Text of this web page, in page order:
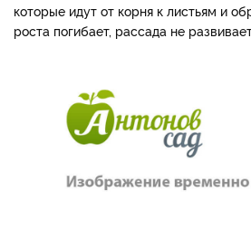
которые идут от корня к листьям и
роста погибает, рассада не